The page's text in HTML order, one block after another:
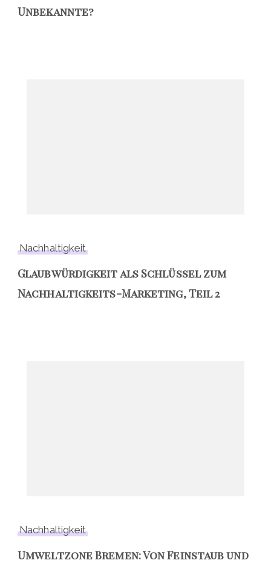
Unbekannte?
Nachhaltigkeit
Glaubwürdigkeit als Schlüssel zum
Nachhaltigkeits-Marketing, Teil 2
Nachhaltigkeit
Umweltzone Bremen: Von Feinstaub und